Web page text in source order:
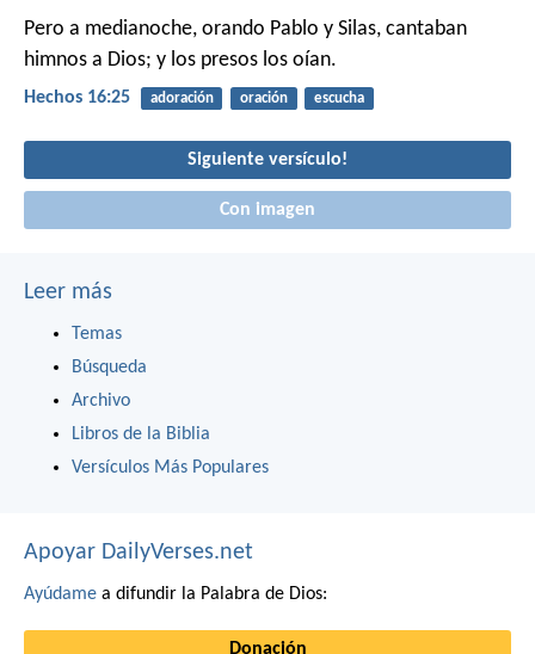
Pero a medianoche, orando Pablo y Silas, cantaban
himnos a Dios; y los presos los oían.
Hechos 16:25 adoración oración escucha
Siguiente versículo!
Con imagen
Leer más
Temas
Búsqueda
Archivo
Libros de la Biblia
Versículos Más Populares
Apoyar DailyVerses.net
Ayúdame a difundir la Palabra de Dios:
Donación